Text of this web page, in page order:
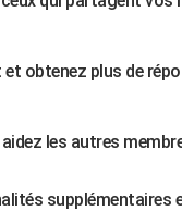
obtenez plus de
les autres
supplémentaires